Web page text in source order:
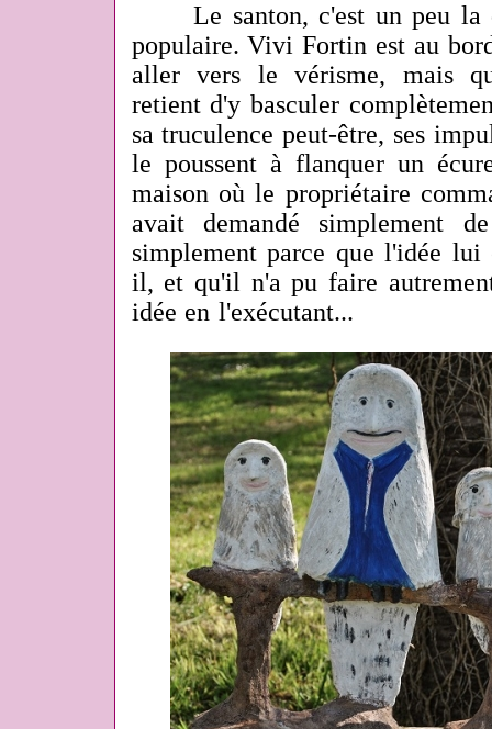
Le santon, c'est un peu la
populaire. Vivi Fortin est au
aller vers le vérisme, mais
retient d'y basculer
sa truculence peut-être, ses
le poussent à flanquer un
maison où le propriétaire
avait demandé simplement
simplement parce que l'idée
il, et qu'il n'a pu faire
idée en l'exécutant...